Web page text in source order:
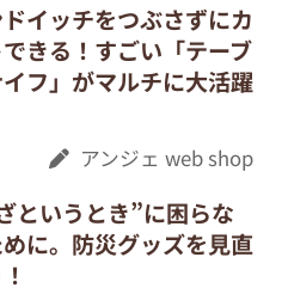
イッチをつぶさずにカ
きる！すごい「テーブ
フ」がマルチに大活躍
アンジェ web shop
というとき”に困らな
に。防災グッズを見直